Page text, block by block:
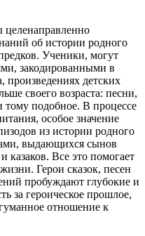
об истории родного
Ученики, могут
закодированными в
произведениях детских
своего возраста: песни,
тому подобное. В процессе
особое значение
из истории родного
выдающихся сынов
казаков. Все это помогает
Герои сказок, песен
пробуждают глубокие и
за героическое прошлое,
отношение к